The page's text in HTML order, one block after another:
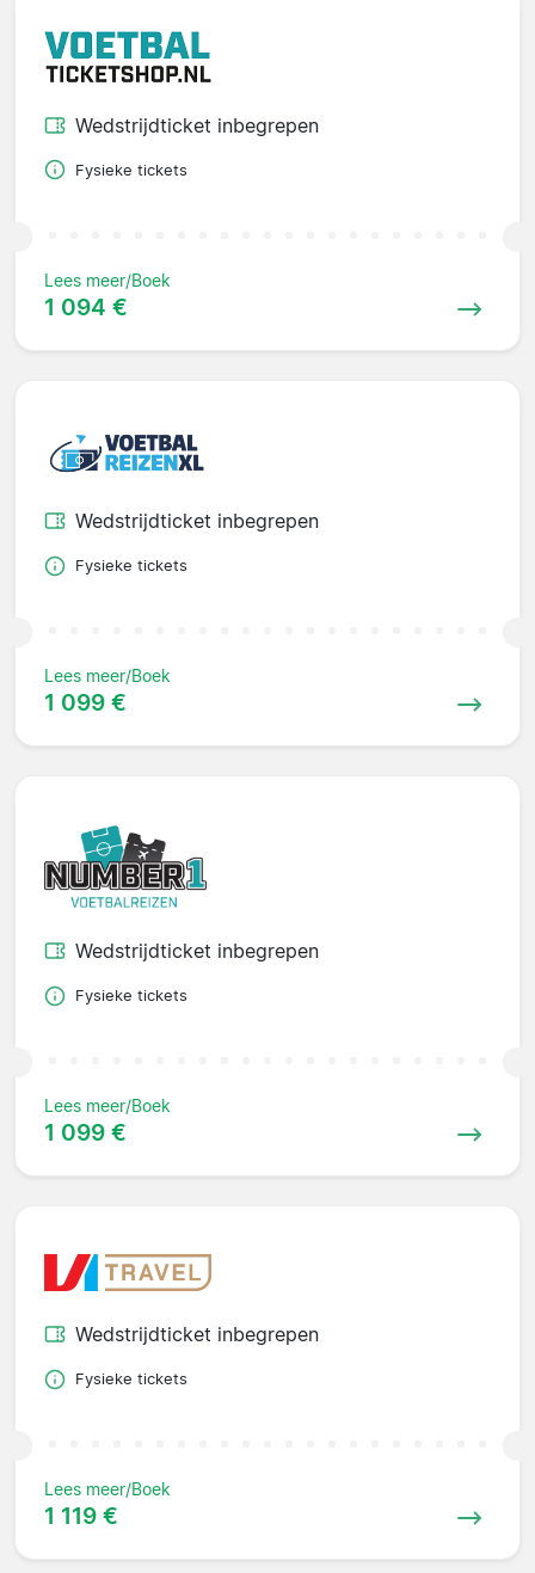
Wedstrijdticket inbegrepen
Fysieke tickets
Lees meer/Boek
1 094 €
Wedstrijdticket inbegrepen
Fysieke tickets
Lees meer/Boek
1 099 €
Wedstrijdticket inbegrepen
Fysieke tickets
Lees meer/Boek
1 099 €
Wedstrijdticket inbegrepen
Fysieke tickets
Lees meer/Boek
1 119 €